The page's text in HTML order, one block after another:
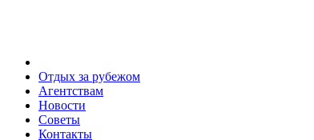
Отдых за рубежом
Агентствам
Новости
Советы
Контакты